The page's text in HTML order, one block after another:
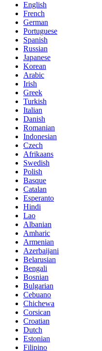
English
French
German
Portuguese
Spanish
Russian
Japanese
Korean
Arabic
Irish
Greek
Turkish
Italian
Danish
Romanian
Indonesian
Czech
Afrikaans
Swedish
Polish
Basque
Catalan
Esperanto
Hindi
Lao
Albanian
Amharic
Armenian
Azerbaijani
Belarusian
Bengali
Bosnian
Bulgarian
Cebuano
Chichewa
Corsican
Croatian
Dutch
Estonian
Filipino